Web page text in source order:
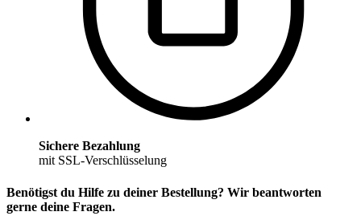
Sichere Bezahlung
mit SSL-Verschlüsselung
Benötigst du Hilfe zu deiner Bestellung? Wir beantworten
gerne deine Fragen.